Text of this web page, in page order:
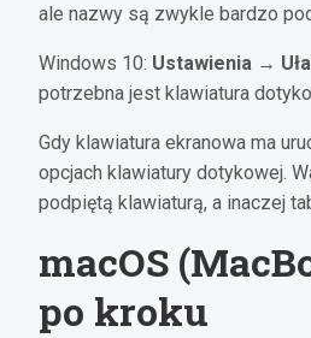
ale nazwy są zwykle bardzo
Windows 10: Ustawienia →
potrzebna jest klawiatura
Gdy klawiatura ekranowa ma
opcjach klawiatury dotykowej.
podpiętą klawiaturą, a inaczej
macOS
po kroku